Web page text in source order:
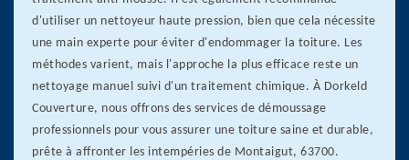
d'utiliser un nettoyeur haute pression, bien que cela nécessite
une main experte pour éviter d'endommager la toiture. Les
méthodes varient, mais l'approche la plus efficace reste un
nettoyage manuel suivi d'un traitement chimique. À Dorkeld
Couverture, nous offrons des services de démoussage
professionnels pour vous assurer une toiture saine et durable,
prête à affronter les intempéries de Montaigut, 63700.